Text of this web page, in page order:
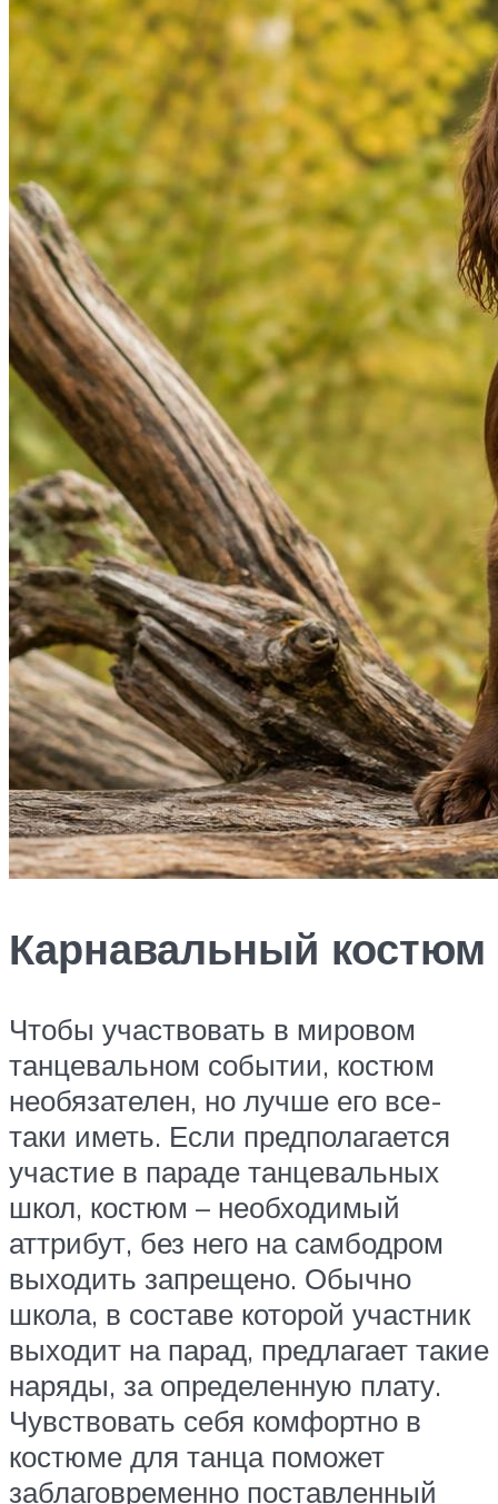
Карнавальный костюм
Чтобы участвовать в мировом
танцевальном событии, костюм
необязателен, но лучше его все-
таки иметь. Если предполагается
участие в параде танцевальных
школ, костюм – необходимый
аттрибут, без него на самбодром
выходить запрещено. Обычно
школа, в составе которой участник
выходит на парад, предлагает такие
наряды, за определенную плату.
Чувствовать себя комфортно в
костюме для танца поможет
заблаговременно поставленный